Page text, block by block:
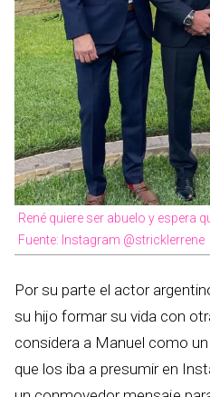
René quiere ser abuelo y espera
Fuente: Instagram @stricklerrene
Por su parte el actor
su hijo formar su vida con
considera a Manuel como
que los iba a presumir en